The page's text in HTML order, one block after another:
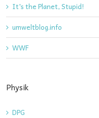
It's the Planet, Stupid!
umweltblog.info
WWF
Physik
DPG